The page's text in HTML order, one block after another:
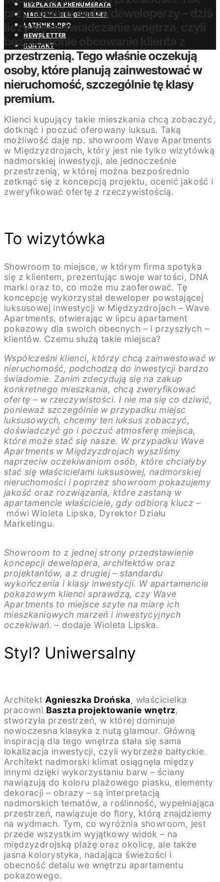
BEZPŁATNA PRENUMERATA
MAGAZYN DESIGN/BIZNES
ŁAZIENKA.PRO
NEWSLETTER
KONTAKT
przynajmniej sądzą deweloperzy
liczy się doświadczanie wnętrza, czyli
bezpośrednie obcowanie klienta z
przestrzenią. Tego właśnie oczekują
osoby, które planują zainwestować w
nieruchomość, szczególnie tę klasy
premium.
Klienci kupujący takie mieszkania chcą zobaczyć,
dotknąć i poczuć oferowany luksus. Taką
możliwość daje np. showroom Wave Apartments
w Międzyzdrojach, który jest nie tylko wizytówką
nadmorskiej inwestycji, ale jednocześnie
przestrzenią, w której można bezpośrednio
zetknąć się z koncepcją projektu, ocenić jakość i
zweryfikować ofertę z rzeczywistością.
To wizytówka
Showroom to miejsce, w którym firma spotyka
się z klientem, prezentując swoje wartości, DNA
marki oraz to, co może mu zaoferować. Tę
koncepcję wykorzystał deweloper powstającej
luksusowej inwestycji w Międzyzdrojach – Wave
Apartments, otwierając w lipcu apartament
pokazowy dla swoich obecnych – i przyszłych –
klientów. Czemu służą takie miejsca?
Współcześni klienci, którzy chcą zainwestować w
nieruchomość, podchodzą do inwestycji bardzo
świadomie. Zanim zdecydują się na zakup
konkretnego mieszkania, chcą zweryfikować
ofertę – w rzeczywistości. I nie ma się co dziwić,
ponieważ szczególnie w przypadku miejsc
luksusowych, chcemy ten luksus zobaczyć,
doświadczyć go i poczuć atmosferę miejsca,
które może stać się nasze. W przypadku Wave
Apartments w Międzyzdrojach wyszliśmy
naprzeciw oczekiwaniom osób, które chciałyby
stać się właścicielami luksusowej, nadmorskiej
nieruchomości i poprzez showroom pokazujemy
jakość oraz rozwiązania, które zastaną w
apartamencie właściciele, gdy odbiorą klucz –
mówi Wioleta Lipska, Dyrektor Działu
Marketingu.
Showroom to z jednej strony przedstawienie
koncepcji dewelopera, architektów oraz
projektantów, a z drugiej – standardu
wykończenia i klasy inwestycji. W apartamencie
pokazowym klienci sprawdzą, czy Wave
Apartments to miejsce szyte na miarę ich
mieszkaniowych marzeń i inwestycyjnych
oczekiwań. – dodaje Wioleta Lipska.
Styl? Uniwersalny
Architekt Agnieszka Drońska, właścicielka
pracowni Baszta projektowanie wnętrz,
stworzyła przestrzeń, w której dominuje
nowoczesna klasyka z nutą glamour. Główną
inspiracją dla tego wnętrza stała się sama
lokalizacja inwestycji, czyli wybrzeże bałtyckie.
Architekt nadmorski klimat osiągnęła między
innymi dzięki wykorzystaniu barw – ściany
nawiązują do koloru plażowego piasku, elementy
dekoracji – obrazy – są interpretacją
nadmorskich tematów, a roślinność, wypełniająca
przestrzeń, nawiązuje do flory, którą znajdziemy
na wydmach. Tym, co wyróżnia showroom, jest
przede wszystkim wyjątkowy widok – na
międzyzdrojską plażę oraz okolicę, ale także
jasna kolorystyka, nadająca świeżości i
obecność detalu we wnętrzu apartamentu
pokazowego.